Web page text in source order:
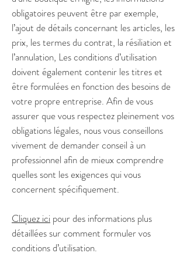
obligatoires peuvent être par exemple,
l’ajout de détails concernant les articles, les
prix, les termes du contrat, la résiliation et
l’annulation, Les conditions d’utilisation
doivent également contenir les titres et
être formulées en fonction des besoins de
votre propre entreprise. Afin de vous
assurer que vous respectez pleinement vos
obligations légales, nous vous conseillons
vivement de demander conseil à un
professionnel afin de mieux comprendre
quelles sont les exigences qui vous
concernent spécifiquement.
Cliquez ici pour des informations plus
détaillées sur comment formuler vos
conditions d’utilisation.